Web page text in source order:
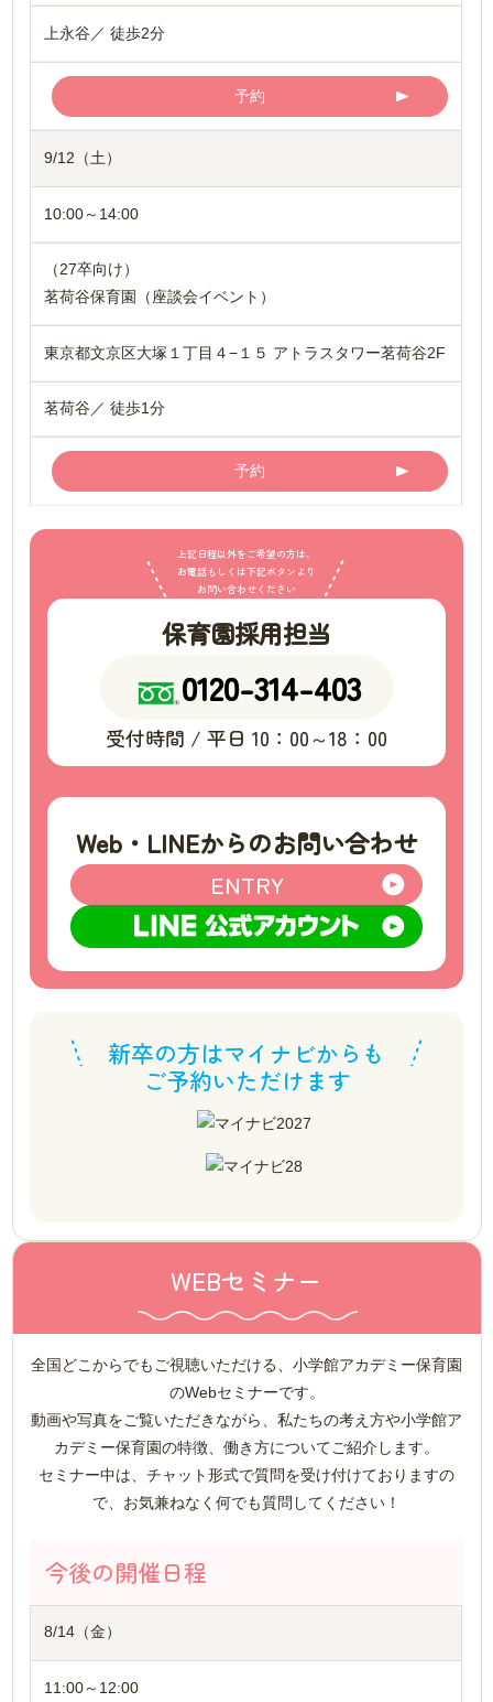
上永谷／ 徒歩2分
予約
9/12（土）
10:00～14:00
（27卒向け）
茗荷谷保育園（座談会イベント）
東京都文京区大塚１丁目４−１５ アトラスタワー茗荷谷2F
茗荷谷／ 徒歩1分
予約
上記日程以外をご希望の方は、
お電話もしくは下記ボタンより
お問い合わせください
保育園採用担当
0120-314-403
受付時間 / 平日 10：00～18：00
Web・LINEからのお問い合わせ
ENTRY
新卒の方はマイナビからも
ご予約いただけます
WEBセミナー
全国どこからでもご視聴いただける、小学館アカデミー保育園
のWebセミナーです。
動画や写真をご覧いただきながら、私たちの考え方や小学館ア
カデミー保育園の特徴、働き方についてご紹介します。
セミナー中は、チャット形式で質問を受け付けておりますの
で、お気兼ねなく何でも質問してください！
今後の開催日程
8/14（金）
11:00～12:00